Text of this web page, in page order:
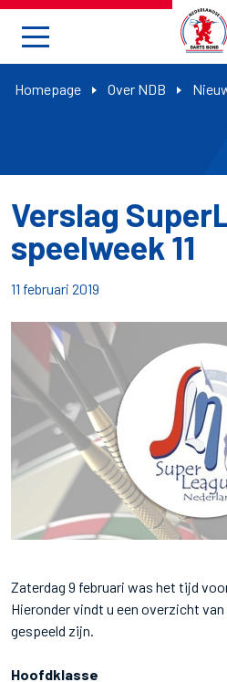
Homepage Over NDB
Verslag
speelweek 11
11 februari 2019
Zaterdag 9 februari was het tijd
Hieronder vindt u een overzicht
gespeeld zijn.
Hoofdklasse